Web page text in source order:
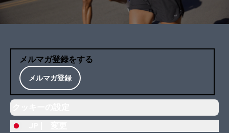
メルマガ登録をする
メルマガ登録